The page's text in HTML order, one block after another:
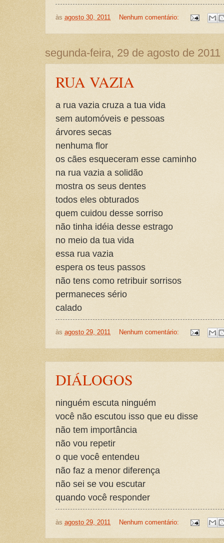
às agosto 30, 2011 Nenhum comentário:
segunda-feira, 29 de agosto de 2011
RUA VAZIA
a rua vazia cruza a tua vida
sem automóveis e pessoas
árvores secas
nenhuma flor
os cães esqueceram esse caminho
na rua vazia a solidão
mostra os seus dentes
todos eles obturados
quem cuidou desse sorriso
não tinha idéia desse estrago
no meio da tua vida
essa rua vazia
espera os teus passos
não tens como retribuir sorrisos
permaneces sério
calado
às agosto 29, 2011 Nenhum comentário:
DIÁLOGOS
ninguém escuta ninguém
você não escutou isso que eu disse
não tem importância
não vou repetir
o que você entendeu
não faz a menor diferença
não sei se vou escutar
quando você responder
às agosto 29, 2011 Nenhum comentário: